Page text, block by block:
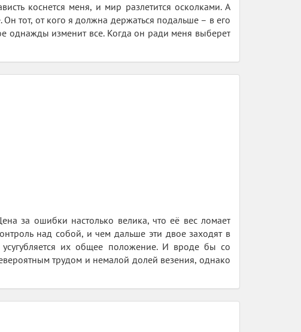
коснется меня, и мир разлетится осколками. А
тот, от кого я должна держаться подальше – в его
однажды изменит все. Когда он ради меня выберет
за ошибки настолько велика, что её вес ломает
над собой, и чем дальше эти двое заходят в
их общее положение. И вроде бы со
трудом и немалой долей везения, однако